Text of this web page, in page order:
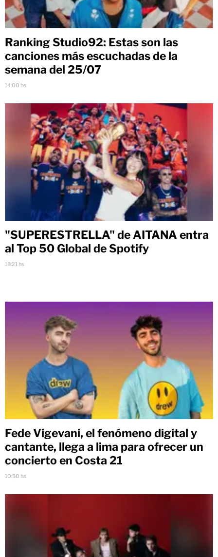
Ranking Studio92: Estas son las
canciones más escuchadas de la
semana del 25/07
14:00 hs
"SUPERESTRELLA" de AITANA entra
al Top 50 Global de Spotify
18:21 hs
Fede Vigevani, el fenómeno digital y
cantante, llega a lima para ofrecer un
concierto en Costa 21
10:50 hs